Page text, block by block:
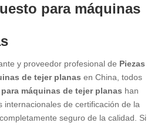
para máquinas
y proveedor profesional de Piezas
de tejer planas en China, todos
máquinas de tejer planas han
internacionales de certificación de la
seguro de la calidad. Si